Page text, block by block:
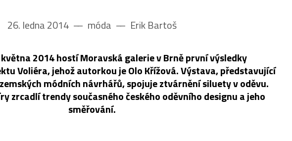
26. ledna 2014 –– móda –– Erik Bartoš
2014 hostí Moravská galerie v Brně první výsledky
Voliéra, jehož autorkou je Olo Křížová. Výstava, představující
módních návrhářů, spojuje ztvárnění siluety v oděvu.
zrcadlí trendy současného českého oděvního designu a jeho
směřování.